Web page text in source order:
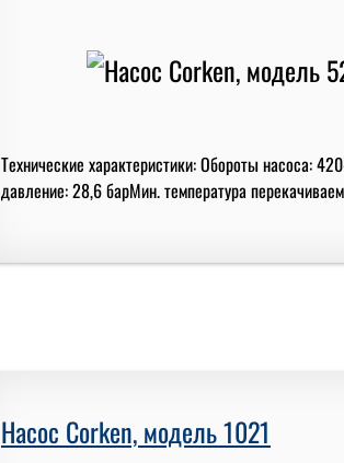
Технические характеристики: Обороты насоса:
давление: 28,6 барМин. температура
Насос Corken, модель 1021